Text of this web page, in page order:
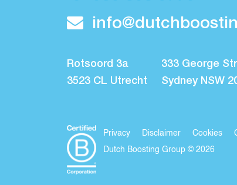
Rotsoord 3a
3523 CL Utrecht
333 George
Sydney NSW
Privacy Disclaimer Cookies
Dutch Boosting Group © 2026